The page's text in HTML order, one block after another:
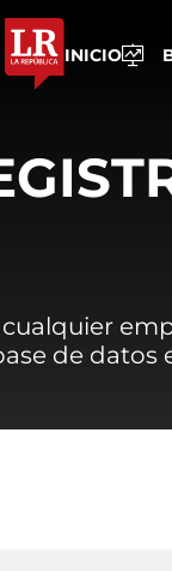
INICIO
de